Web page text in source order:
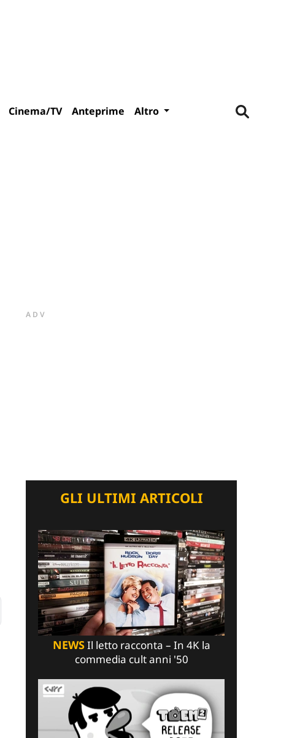
Cinema/TV Anteprime Altro
ADV
GLI ULTIMI ARTICOLI
NEWSIl letto racconta – In 4K la
commedia cult anni '50